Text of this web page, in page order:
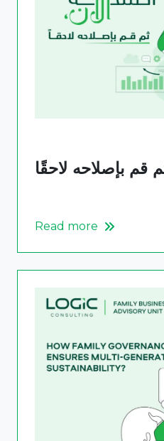
قم بإصلاحه لاحقًا
Read more